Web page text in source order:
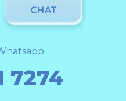
7274